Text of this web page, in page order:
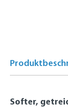
Softer,